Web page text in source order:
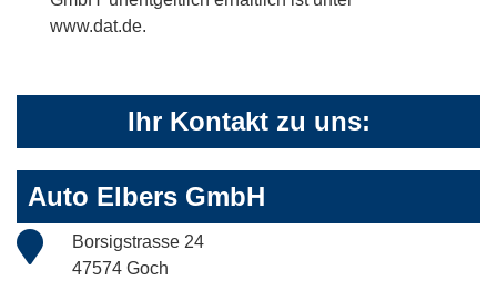
www.dat.de.
Ihr Kontakt zu uns:
Auto Elbers GmbH
Borsigstrasse 24
47574 Goch